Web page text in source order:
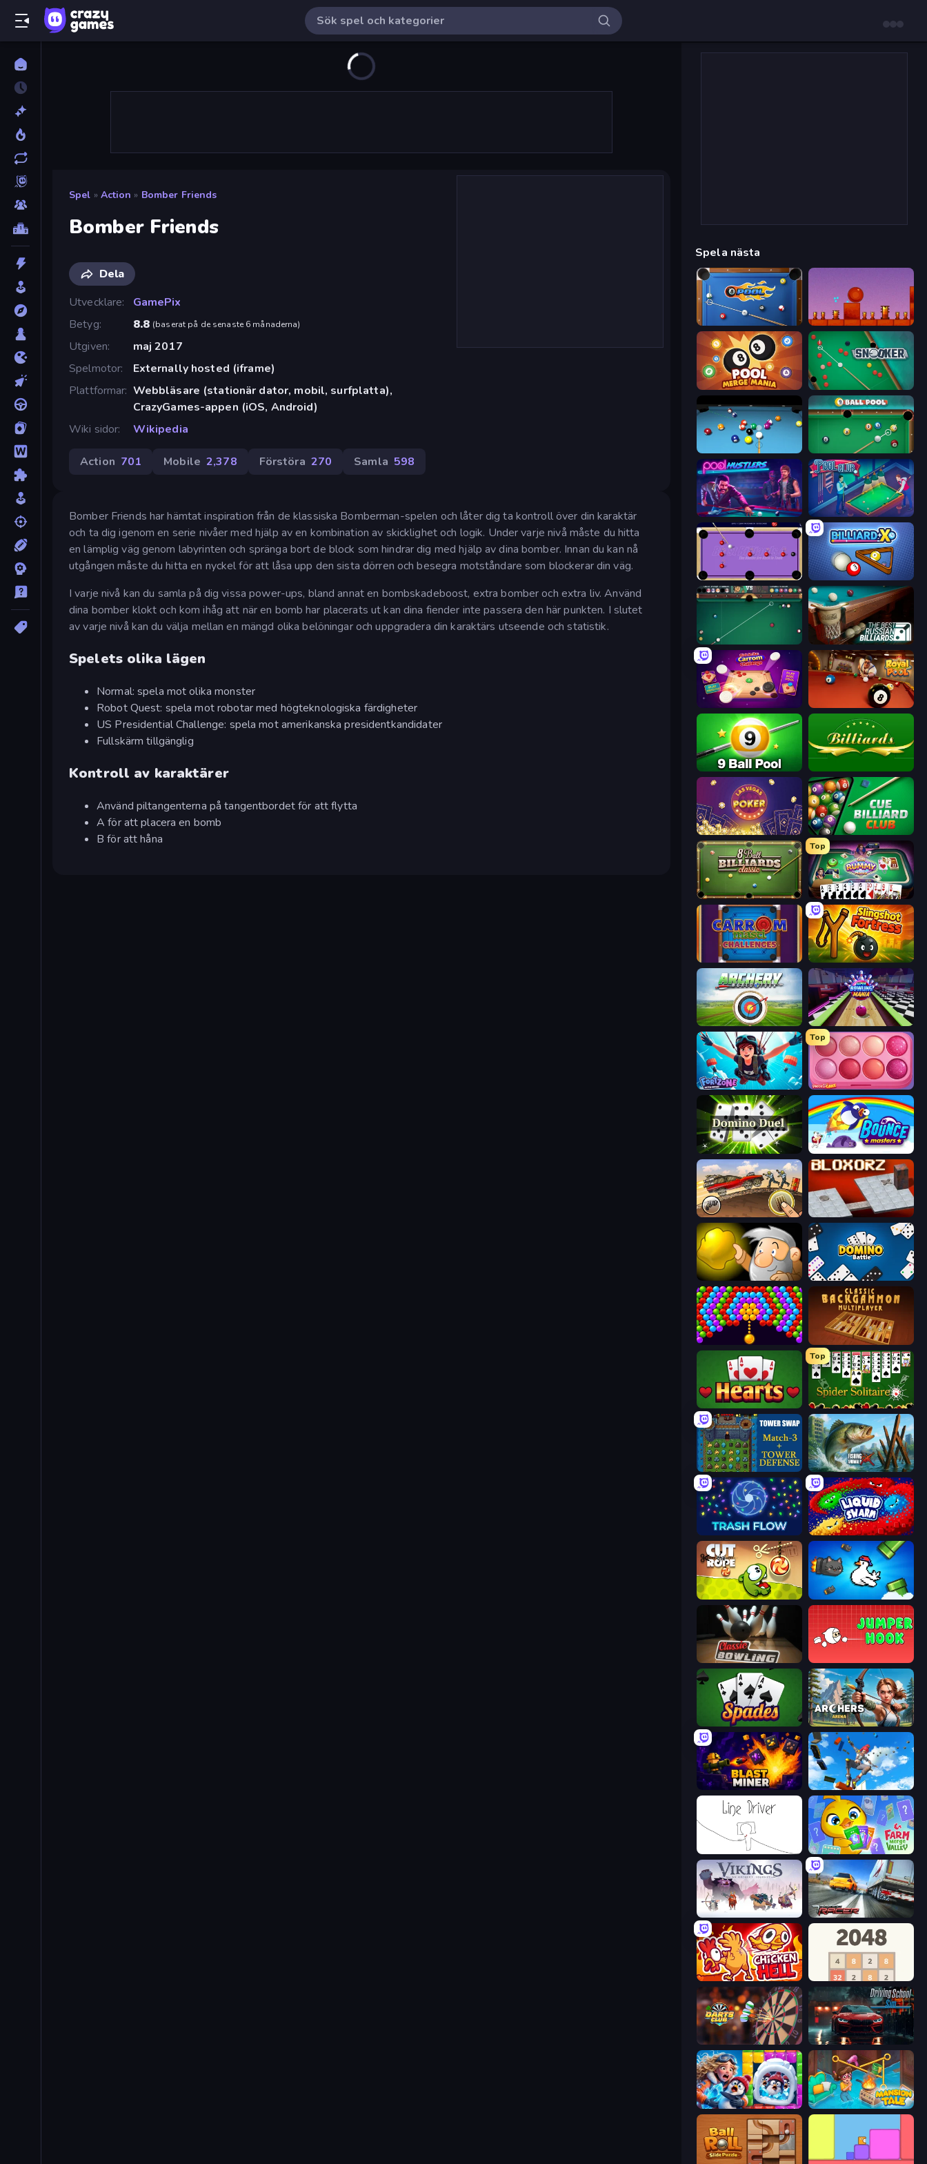
Spel » Action » Bomber Friends
Bomber Friends
Dela
Utvecklare
GamePix
Betyg
8.8 (baserat på de senaste 6 månaderna)
Utgiven
maj 2017
Spelmotor
Externally hosted (iframe)
Plattformar Webbläsare (stationär dator, mobil, surfplatta),
CrazyGames-appen (iOS, Android)
Wiki sidor
Wikipedia
Action 701 Mobile 2,378 Förstöra 270 Samla 598
Bomber Friends har hämtat inspiration från de klassiska Bomberman-spelen och låter dig ta kontroll över din karaktär
och ta dig igenom en serie nivåer med hjälp av en kombination av skicklighet och logik. Under varje nivå måste du hitta
en lämplig väg genom labyrinten och spränga bort de block som hindrar dig med hjälp av dina bomber. Innan du kan nå
utgången måste du hitta en nyckel för att låsa upp den sista dörren och besegra motståndare som blockerar din väg.
I varje nivå kan du samla på dig vissa power-ups, bland annat en bombskadeboost, extra bomber och extra liv. Använd
dina bomber klokt och kom ihåg att när en bomb har placerats ut kan dina fiender inte passera den här punkten. I slutet
av varje nivå kan du välja mellan en mängd olika belöningar och uppgradera din karaktärs utseende och statistik.
Spelets olika lägen
Normal: spela mot olika monster
Robot Quest: spela mot robotar med högteknologiska färdigheter
US Presidential Challenge: spela mot amerikanska presidentkandidater
Fullskärm tillgänglig
Kontroll av karaktärer
Använd piltangenterna på tangentbordet för att flytta
A för att placera en bomb
B för att håna
Spela nästa
8 Ball Pool Bounce Return
Pool Merge Mania Snooker
Billiards Pool 8 9 Ball Pool
Pool Hustlers Pool Club
Blast Billiards 4 BilliardX
Mafia Billiard Tricks The Best Russian Billiards
Las Vegas Poker Cue Billiard Club
8 Ball Billiards Classic
Top
Gin Rummy Mania
Slingshot Fortress
Archery World Tour Super Bowling Mania
Fortzone Battle Royale
Top
Piece of Cake: Merge and Bake
Domino Duel Bouncemasters
Earn to Die: Zombie Ride Bloxorz
Gold Miner Domino Battle
Bubble Story Backgammon Online
Hearts: Classic
Top
Spider Solitaire
Tower Swap Fishing Anomaly
Trash Flow Liquid Swarm
Cut the Rope Honk
Classic Bowling
Spades Archers Arena
Blast Miner Only Up 3D Parkour: Go Ascend
Farm Merge Valley
Vikings: An Archer's Journey Traffic Racer
Chicken Hell 2048
Darts Club Driving School Simulator
Captain Blast Mansion Tale: Merge Secrets